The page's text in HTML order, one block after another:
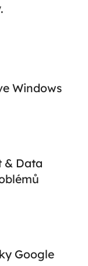
Windows
& Data
Google